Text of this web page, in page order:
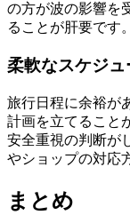
の方が波の影響を
ることが肝要です。
柔軟なスケジ
旅行日程に余裕が
計画を立てること
安全重視の判断が
やショップの対応
まとめ